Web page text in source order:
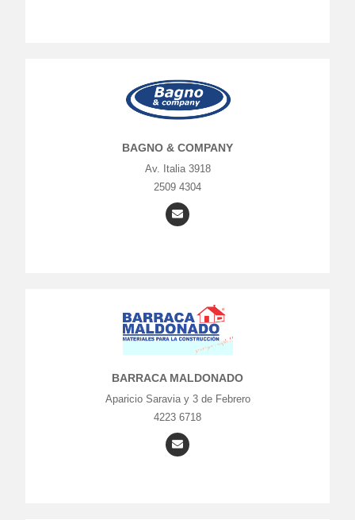
BAGNO & COMPANY
Av. Italia 3918
2509 4304
BARRACA MALDONADO
Aparicio Saravia y 3 de Febrero
4223 6718